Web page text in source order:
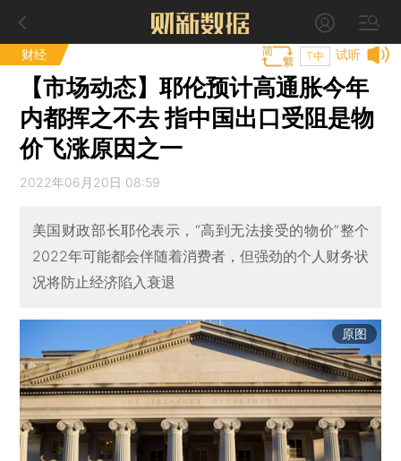
财经 试听
T中
【市场动态】耶伦预计高通胀今年
内都挥之不去 指中国出口受阻是物
价飞涨原因之一
2022年06月20日 08:59
美国财政部长耶伦表示，“高到无法接受的物价”整个
2022年可能都会伴随着消费者，但强劲的个人财务状
况将防止经济陷入衰退
原图